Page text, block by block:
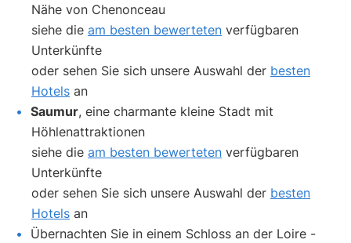
Nähe von Chenonceau
siehe die am besten bewerteten verfügbaren
Unterkünfte
oder sehen Sie sich unsere Auswahl der besten
Hotels an
Saumur, eine charmante kleine Stadt mit
Höhlenattraktionen
siehe die am besten bewerteten verfügbaren
Unterkünfte
oder sehen Sie sich unsere Auswahl der besten
Hotels an
Übernachten Sie in einem Schloss an der Loire -